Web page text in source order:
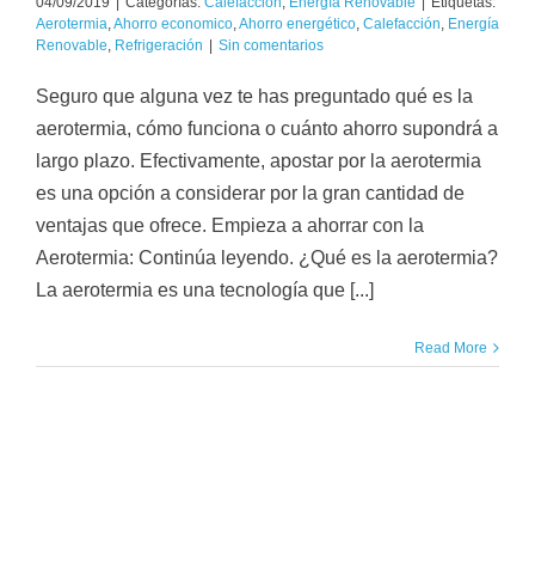
Aerotermia,Ahorro economico,Ahorro energético, Calefacción, Energía
Renovable, Refrigeración Sin comentarios
Seguro que alguna vez te has preguntado qué es la
aerotermia, cómo funciona o cuánto ahorro supondrá a
largo plazo. Efectivamente, apostar por la aerotermia
es una opción a considerar por la gran cantidad de
ventajas que ofrece. Empieza a ahorrar con la
Aerotermia: Continúa leyendo. ¿Qué es la aerotermia?
La aerotermia es una tecnología que [...]
Read More